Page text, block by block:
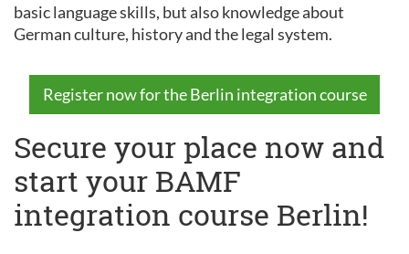
basic language skills, but also knowledge about
German culture, history and the legal system.
Register now for the Berlin integration course
Secure your place now and
start your BAMF
integration course Berlin!